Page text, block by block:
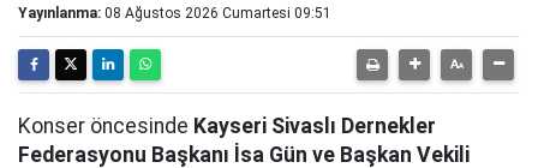
Yayınlanma: 08 Ağustos 2026 Cumartesi 09:51
Konser öncesinde Kayseri Sivaslı Dernekler
Federasyonu Başkanı İsa Gün ve Başkan Vekili